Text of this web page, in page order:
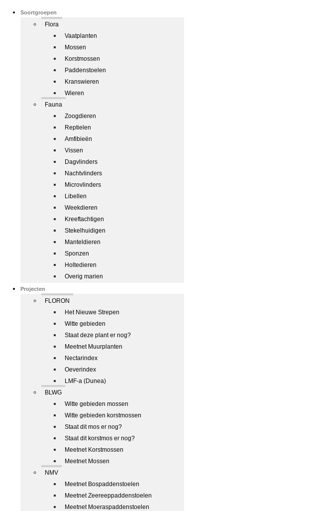
Soortgroepen
Flora
Vaatplanten
Mossen
Korstmossen
Paddenstoelen
Kranswieren
Wieren
Fauna
Zoogdieren
Reptielen
Amfibieën
Vissen
Dagvlinders
Nachtvlinders
Microvlinders
Libellen
Weekdieren
Kreeftachtigen
Stekelhuidigen
Manteldieren
Sponzen
Holtedieren
Overig marien
Projecten
FLORON
Het Nieuwe Strepen
Witte gebieden
Staat deze plant er nog?
Meetnet Muurplanten
Nectarindex
Oeverindex
LMF-a (Dunea)
BLWG
Witte gebieden mossen
Witte gebieden korstmossen
Staat dit mos er nog?
Staat dit korstmos er nog?
Meetnet Korstmossen
Meetnet Mossen
NMV
Meetnet Bospaddenstoelen
Meetnet Zeereeppaddenstoelen
Meetnet Moeraspaddenstoelen